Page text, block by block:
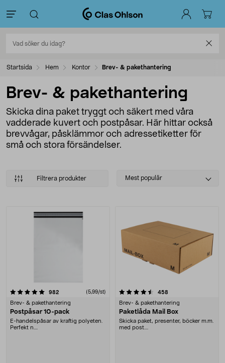
Startsida Hem Kontor Brev- & pakethantering
Brev- & pakethantering
Skicka dina paket tryggt och säkert med våra
vadderade kuvert och postpåsar. Här hittar också
brevvågar, påsklämmor och adressetiketter för
små och stora försändelser.
Filtrera produkter
Select
Mest populär
Produkter
982recensioner(5,99/st)
Brev- & pakethantering
Postpåsar 10-pack
E-handelspåsar av kraftig polyeten.
Perfekt n....
4.5 av 5 stjärnor 458
Brev- & pakethantering
Paketlåda Mail Box
Skicka paket, presenter, böcker m.m.
med post....